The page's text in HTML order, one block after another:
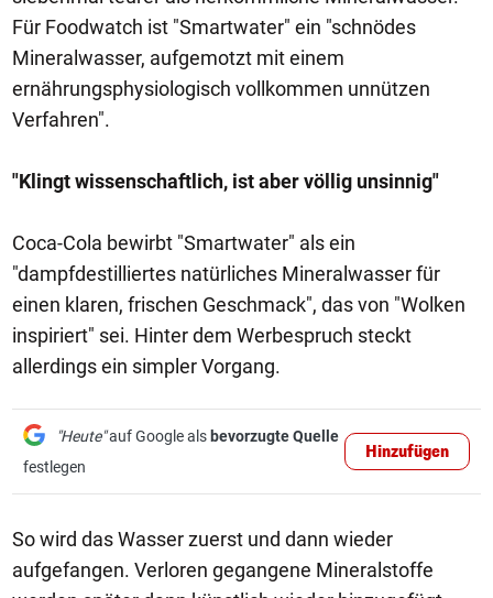
Für Foodwatch ist "Smartwater" ein "schnödes
Mineralwasser, aufgemotzt mit einem
ernährungsphysiologisch vollkommen unnützen
Verfahren".
"Klingt wissenschaftlich, ist aber völlig unsinnig"
Coca-Cola bewirbt "Smartwater" als ein
"dampfdestilliertes natürliches Mineralwasser für
einen klaren, frischen Geschmack", das von "Wolken
inspiriert" sei. Hinter dem Werbespruch steckt
allerdings ein simpler Vorgang.
"Heute"auf Google als bevorzugte Quelle
festlegen
Hinzufügen
So wird das Wasser zuerst und dann wieder
aufgefangen. Verloren gegangene Mineralstoffe